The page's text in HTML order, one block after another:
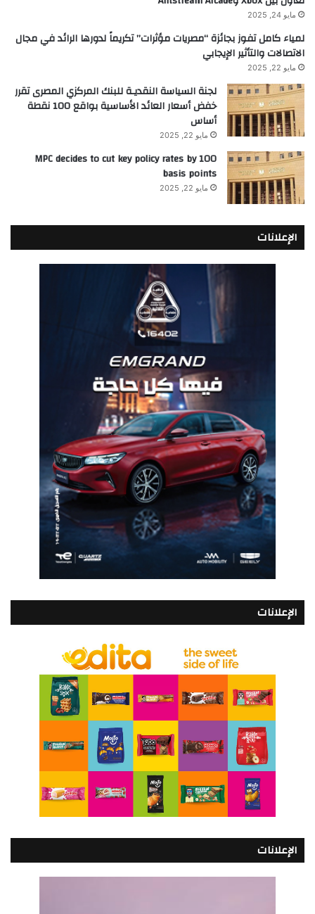
مايو 24, 2025
لمياء كامل تفوز بجائزة “مصريات مؤثرات” تكريماً لدورها الرائد في مجال
الاتصالات والتأثير الإيجابي
مايو 22, 2025
لجنة السياسة النقديـة للبنك المركزي المصرى تقرر
خفض أسعار العائد الأساسية بواقع 100 نقطة
أساس
مايو 22, 2025
MPC decides to cut key policy rates by 100
basis points
مايو 22, 2025
الإعلانات
الإعلانات
الإعلانات